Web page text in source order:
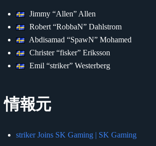
Jimmy “Allen” Allen
Robert “RobbaN” Dahlstrom
Abdisamad “SpawN” Mohamed
Christer “fisker” Eriksson
Emil “striker” Westerberg
情報元
striker Joins SK Gaming | SK Gaming